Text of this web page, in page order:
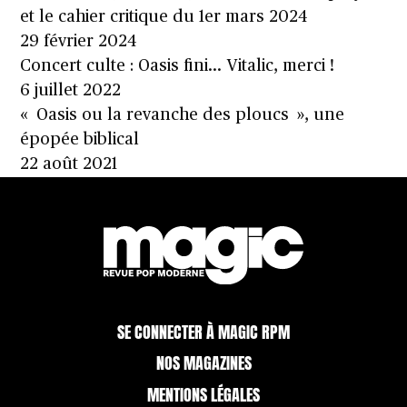
et le cahier critique du 1er mars 2024
29 février 2024
Concert culte : Oasis fini… Vitalic, merci !
6 juillet 2022
« Oasis ou la revanche des ploucs », une
épopée biblical
22 août 2021
SE CONNECTER À MAGIC RPM
NOS MAGAZINES
MENTIONS LÉGALES